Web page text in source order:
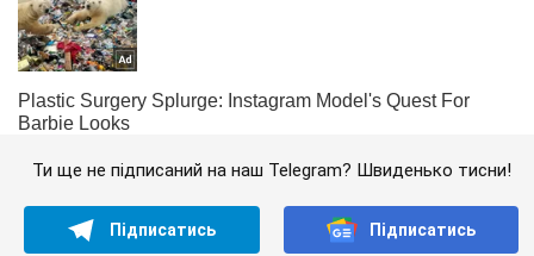
Ти ще не підписаний на наш Telegram? Швиденько тисни!
Підписатись Підписатись